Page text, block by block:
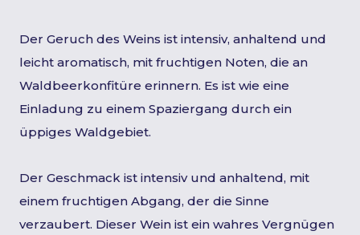
Der Geruch des Weins ist intensiv, anhaltend und
leicht aromatisch, mit fruchtigen Noten, die an
Waldbeerkonfitüre erinnern. Es ist wie eine
Einladung zu einem Spaziergang durch ein
üppiges Waldgebiet.
Der Geschmack ist intensiv und anhaltend, mit
einem fruchtigen Abgang, der die Sinne
verzaubert. Dieser Wein ist ein wahres Vergnügen